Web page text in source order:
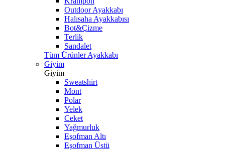
Outdoor Ayakkabı
Halısaha Ayakkabısı
Bot&Çizme
Terlik
Sandalet
Tüm Ürünler Ayakkabı
Giyim
Giyim
Sweatshirt
Mont
Polar
Yelek
Ceket
Yağmurluk
Eşofman Altı
Eşofman Üstü